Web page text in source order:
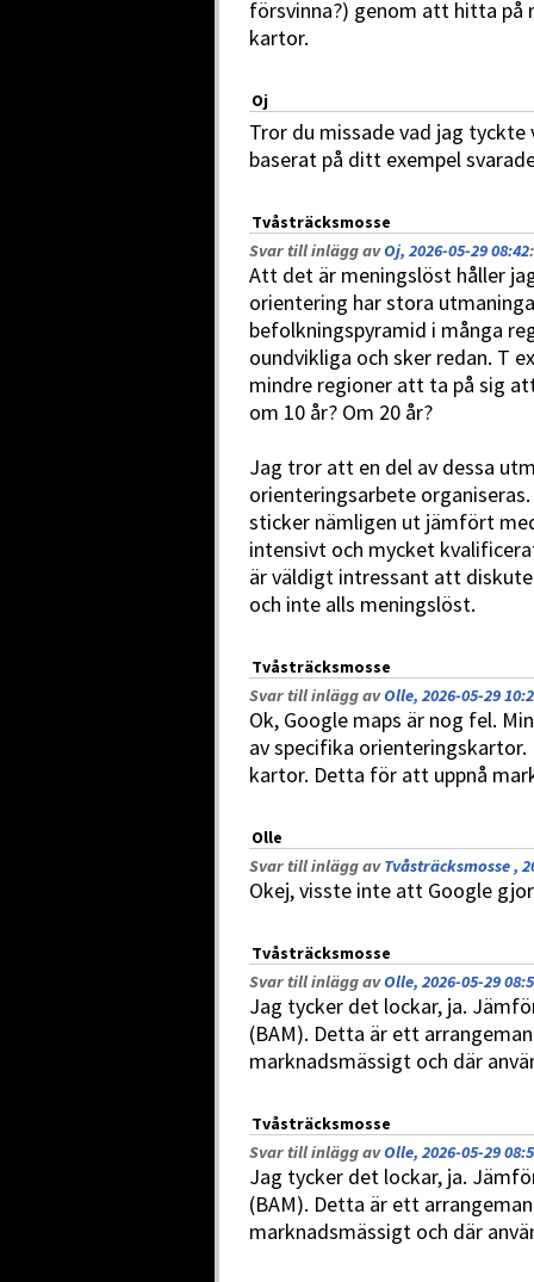
försvinna?) genom att hitta på
kartor.
Oj
Tror du missade vad jag
baserat på ditt exempel
Tvåsträcksmosse
Svar till inlägg avOj, 2026-05-29 08:42:
Att det är meningslöst håller
orientering har stora
befolkningspyramid i många
oundvikliga och sker redan. T
mindre regioner att ta på sig
om 10 år? Om 20 år?
Jag tror att en del av dessa
orienteringsarbete
sticker nämligen ut jämfört
intensivt och mycket
är väldigt intressant att
och inte alls meningslöst.
Tvåsträcksmosse
Svar till inlägg avOlle, 2026-05-29
Ok, Google maps är nog fel.
av specifika orienteringskartor.
kartor. Detta för att uppnå
Olle
Svar till inlägg avTvåsträcksmosse ,
Okej, visste inte att Google
Tvåsträcksmosse
Svar till inlägg avOlle, 2026-05-29
Jag tycker det lockar, ja.
(BAM). Detta är ett
marknadsmässigt och där
Tvåsträcksmosse
Svar till inlägg avOlle, 2026-05-29
Jag tycker det lockar, ja.
(BAM). Detta är ett
marknadsmässigt och där